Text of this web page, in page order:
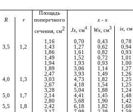
Площадь
R r поперечного x -x
сечения, см2 Jx, см4 Wx, см3 ix ,см
1,16 0,70 0,43 0,78
3,5 1,2
1,43
1,86
1,27
1,61
0,62
0,82
0,94
0,93
1,49
1,94
1,52
1,93
0,72
0,93
1,01
1,00
4,0 1,3
1,89
2,47
3,03
3,06
3,93
4,73
1,14
1,49
1,82
1,27
1,26
1,25
2,67
3,28
4,18
5,04
1,54
1,88
1,25
1,24
5,0 1,7
2,14
2,80
4,41
5,68
1,45
1,90
1,48
1,42
5,5 1,8
2,42
6,18
1,82
1,60